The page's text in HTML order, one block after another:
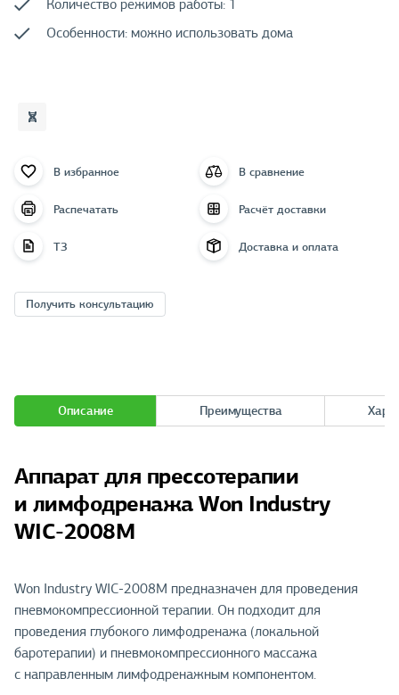
Количество режимов работы: 1
Особенности: можно использовать дома
В избранное В сравнение
Распечатать Расчёт доставки
ТЗ Доставка и оплата
Получить консультацию
Описание Преимущества
Аппарат для прессотерапии
и лимфодренажа Won Industry
WIC-2008M
Won Industry WIC-2008M предназначен для проведения
пневмокомпрессионной терапии. Он подходит для
проведения глубокого лимфодренажа (локальной
баротерапии) и пневмокомпрессионного массажа
с направленным лимфодренажным компонентом.